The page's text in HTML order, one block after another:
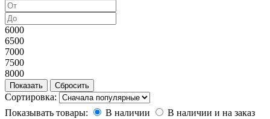
6000
6500
7000
7500
8000
Сортировка:
Показывать товары:
В наличии
В наличии и на заказ